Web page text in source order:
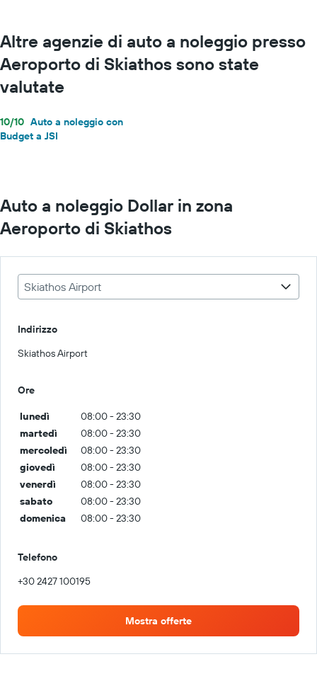
Altre agenzie di auto a noleggio presso
Aeroporto di Skiathos sono state
valutate
10/10 Auto a noleggio con
Budget a JSI
Auto a noleggio Dollar in zona
Aeroporto di Skiathos
Skiathos Airport
Indirizzo
Skiathos Airport
Ore
lunedì
08:00 - 23:30
martedì
08:00 - 23:30
mercoledì
08:00 - 23:30
giovedì
08:00 - 23:30
venerdì
08:00 - 23:30
sabato
08:00 - 23:30
domenica
08:00 - 23:30
Telefono
+30 2427 100195
Mostra offerte